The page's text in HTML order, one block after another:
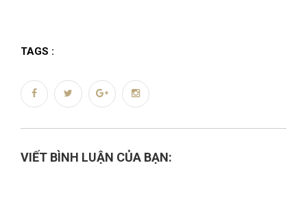
TAGS :
VIẾT BÌNH LUẬN CỦA BẠN: